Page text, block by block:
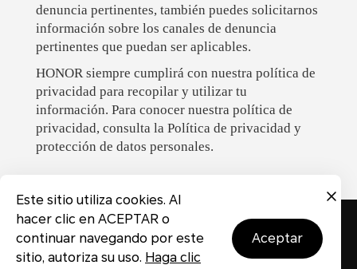
Este sitio utiliza cookies. Al
hacer clic en ACEPTAR o
continuar navegando por este
sitio, autoriza su uso. Haga clic
aceptar
denuncia pertinentes, también puedes solicitarnos
información sobre los canales de denuncia
pertinentes que puedan ser aplicables.
HONOR siempre cumplirá con nuestra política de
privacidad para recopilar y utilizar tu
información. Para conocer nuestra política de
privacidad, consulta la Política de privacidad y
protección de datos personales.
Declaración de privacidad Bases del concurso Sobre las cookies
Contacta con nosotros